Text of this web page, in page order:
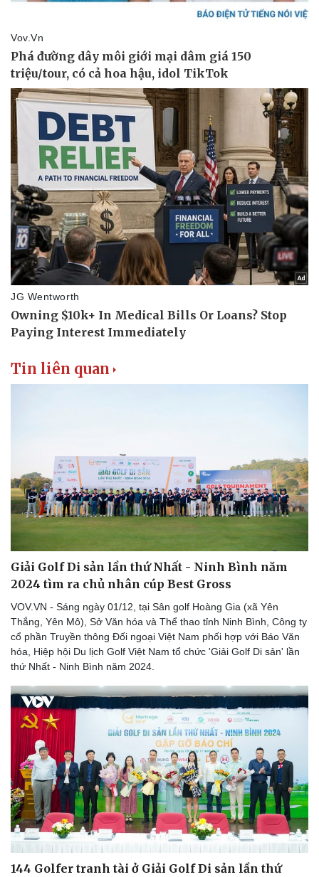
Doanh nghiệp
Thông tin doanh nghiệp
Doanh nghiệp 24h
Doanh nhân
Vì cộng đồng
Công nghệ
Sành điệu
Trải nghiệm
Chuyển đổi số
Tin liên quan
Giải Golf Di sản lần thứ Nhất - Ninh Bình năm
2024 tìm ra chủ nhân cúp Best Gross
VOV.VN - Sáng ngày 01/12, tại Sân golf Hoàng Gia (xã Yên
Thắng, Yên Mô), Sở Văn hóa và Thể thao tỉnh Ninh Bình, Công ty
cổ phần Truyền thông Đối ngoại Việt Nam phối hợp với Báo Văn
hóa, Hiệp hội Du lịch Golf Việt Nam tổ chức 'Giải Golf Di sản' lần
thứ Nhất - Ninh Bình năm 2024.
144 Golfer tranh tài ở Giải Golf Di sản lần thứ